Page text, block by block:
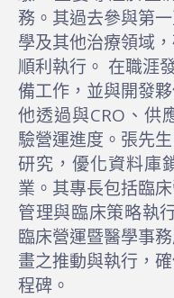
務。其過去參與第
學及其他治療領域
順利執行。 在職涯
備工作，並與開發
他透過與CRO、供
驗營運進度。張先
研究，優化資料庫
業。其專長包括臨
管理與臨床策略執
臨床營運暨醫學事
畫之推動與執行，
程碑。